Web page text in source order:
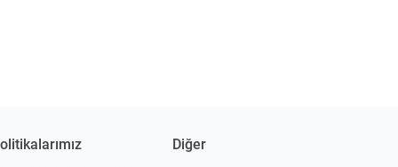
Diğer